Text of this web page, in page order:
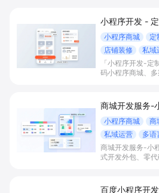
小程序开发 -
小程序商城 定
店铺装修
私域
「小程序开发-定
码小程序商城、
私域运营场景，提
增长。
商城开发服务-
小程序商城 商
私域运营
多语
商城开发服务-小
式开发外包、零
实现低成本获客
百度小程序开